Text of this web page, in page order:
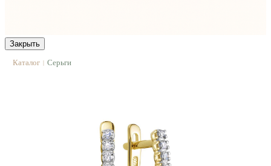
Закрыть
Каталог | Серьги